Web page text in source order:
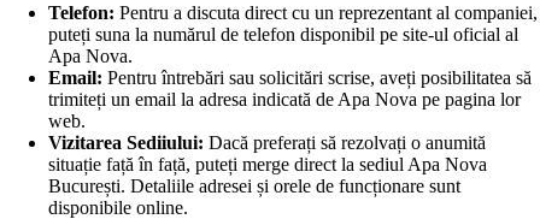
Telefon: Pentru a discuta direct cu un reprezentant al companiei,
puteți suna la numărul de telefon disponibil pe site-ul oficial al
Apa Nova.
Email: Pentru întrebări sau solicitări scrise, aveți posibilitatea să
trimiteți un email la adresa indicată de Apa Nova pe pagina lor
web.
Vizitarea Sediiului: Dacă preferați să rezolvați o anumită
situație față în față, puteți merge direct la sediul Apa Nova
București. Detaliile adresei și orele de funcționare sunt
disponibile online.